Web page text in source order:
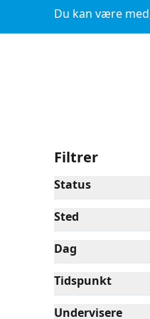
Du kan være
Filtrer
Status
Sted
Dag
Tidspunkt
Undervisere